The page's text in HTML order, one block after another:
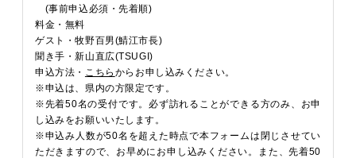
(事前申込必須・先着順)
料金・無料
ゲスト・牧野百男(鯖江市長)
聞き手・新山直広(TSUGI)
申込方法・ こちら からお申し込みください。
※申込は、県内の方限定です。
※先着50名の受付です。必ず訪れることができる方のみ、お申
し込みをお願いいたします。
※申込み人数が50名を超えた時点で本フォームは閉じさせてい
ただきますので、お早めにお申し込みください。また、先着50